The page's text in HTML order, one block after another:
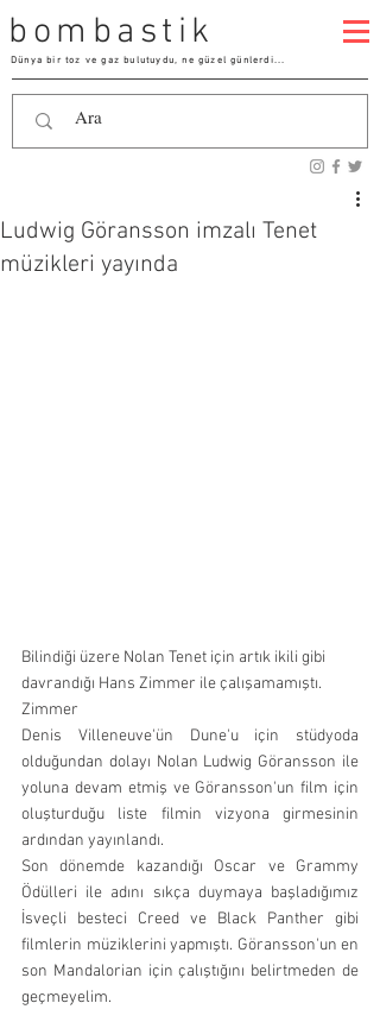
bombastik
Dünya bir toz ve gaz bulutuydu, ne güzel günlerdi...
Ludwig Göransson imzalı Tenet
müzikleri yayında
Bilindiği üzere Nolan Tenet için artık ikili gibi
davrandığı Hans Zimmer ile çalışamamıştı.
Zimmer
Denis Villeneuve'ün Dune'u için stüdyoda
olduğundan dolayı Nolan Ludwig Göransson ile
yoluna devam etmiş ve Göransson'un film için
oluşturduğu liste filmin vizyona girmesinin
ardından yayınlandı.
Son dönemde kazandığı Oscar ve Grammy
Ödülleri ile adını sıkça duymaya başladığımız
İsveçli besteci Creed ve Black Panther gibi
filmlerin müziklerini yapmıştı. Göransson'un en
son Mandalorian için çalıştığını belirtmeden de
geçmeyelim.